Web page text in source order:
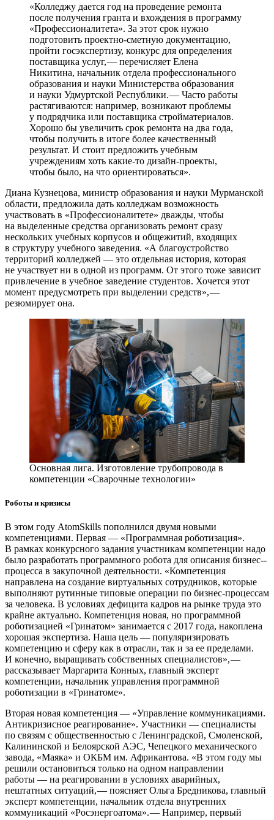
«Колледжу дается год на проведение ремонта
после получения гранта и вхождения в программу
«Профессионалитета». За этот срок нужно
подготовить проектно-­сметную документацию,
пройти госэкспертизу, конкурс для определения
поставщика услуг, — ​перечисляет Елена
Никитина, начальник отдела профессионального
образования и науки Министерства образования
и науки Удмуртской Республики. — ​Часто работы
растягиваются: например, возникают проблемы
у подрядчика или поставщика стройматериалов.
Хорошо бы увеличить срок ремонта на два года,
чтобы получить в итоге более качественный
результат. И стоит предложить учебным
учреждениям хоть какие-то дизайн-­проекты,
чтобы было, на что ориентироваться».
Диана Кузнецова, министр образования и науки Мурманской
области, предложила дать колледжам возможность
участвовать в «Профессионалитете» дважды, чтобы
на выделенные средства организовать ремонт сразу
нескольких учебных корпусов и общежитий, входящих
в структуру учебного заведения. «А благоустройство
территорий колледжей — ​это отдельная история, которая
не участвует ни в одной из программ. От этого тоже зависит
привлечение в учебное заведение студентов. Хочется этот
момент предусмотреть при выделении средств», — ​
резюмирует она.
Основная лига. Изготовление трубопровода в
компетенции «Сварочные технологии»
Роботы и кризисы
В этом году AtomSkills пополнился двумя новыми
компетенциями. Первая — ​«Программная роботизация».
В рамках конкурсного задания участникам компетенции надо
было разработать программного робота для описания бизнес-­
процесса в закупочной деятельности. «Компетенция
направлена на создание виртуальных сотрудников, которые
выполняют рутинные типовые операции по бизнес-­процессам
за человека. В условиях дефицита кадров на рынке труда это
крайне актуально. Компетенция новая, но программной
роботизацией «Гринатом» занимается с 2017 года, накоплена
хорошая экспертиза. Наша цель — ​популяризировать
компетенцию и сферу как в отрасли, так и за ее пределами.
И конечно, выращивать собственных специалистов», — ​
рассказывает Маргарита Конных, главный эксперт
компетенции, начальник управления программной
роботизации в «Гринатоме».
Вторая новая компетенция — ​«Управление коммуникациями.
Антикризисное реагирование». Участники — ​специалисты
по связям с общественностью с Ленинградской, Смоленской,
Калининской и Белоярской АЭС, Чепецкого механического
завода, «Маяка» и ОКБМ им. Африкантова. «В этом году мы
решили остановиться только на одном направлении
работы — ​на реагировании в условиях аварийных,
нештатных ситуаций, — ​поясняет Ольга Бредникова, главный
эксперт компетенции, начальник отдела внутренних
коммуникаций «Росэнергоатома». — ​Например, первый